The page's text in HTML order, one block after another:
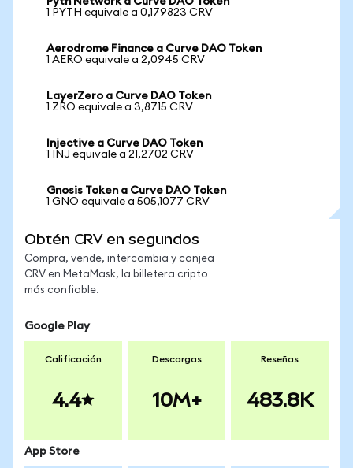
1 PYTH equivale a 0,179823 CRV
Aerodrome Finance a Curve DAO Token
1 AERO equivale a 2,0945 CRV
LayerZero a Curve DAO Token
1 ZRO equivale a 3,8715 CRV
Injective a Curve DAO Token
1 INJ equivale a 21,2702 CRV
Gnosis Token a Curve DAO Token
1 GNO equivale a 505,1077 CRV
Obtén CRV en segundos
Compra, vende, intercambia y canjea
CRV en MetaMask, la billetera cripto
más confiable.
Google Play
Calificación
4.4
Descargas
10M+
Reseñas
483.8K
App Store